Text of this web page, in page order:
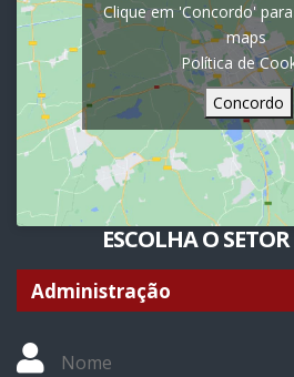
Clique em 'Concordo'
maps
Política de
Concordo
ESCOLHA O
Nome